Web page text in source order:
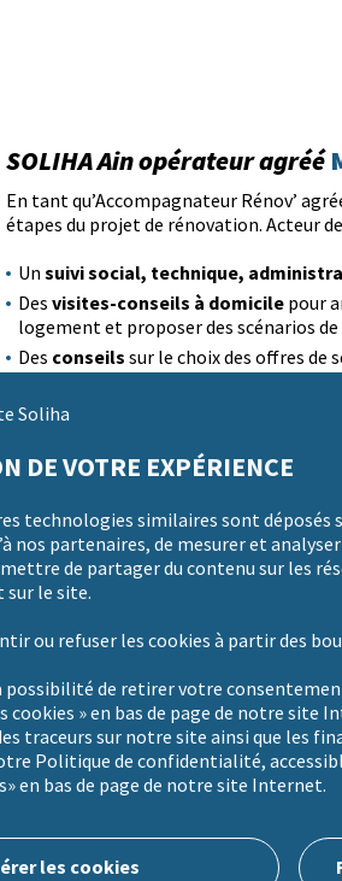
SOLIHA Ain opérateur agréé
En tant qu’Accompagnateur Rénov’
étapes du projet de rénovation. Acteur
Un suivi social, technique,
Des visites-conseils à domicile pour
logement et proposer des scénarios
Des conseils sur le choix des offres de
L’assistance au dépôt des dossiers
:
pris en charge par l’ANAH et
pour vous.
Soliha
DE VOTRE EXPÉRIENCE
technologies similaires sont déposés
nos partenaires, de mesurer et
de partager du contenu sur les
sur le site.
ou refuser les cookies à partir des
possibilité de retirer votre
cookies » en bas de page de notre site
traceurs sur notre site ainsi que les
Politique de confidentialité,
en bas de page de notre site Internet.
les cookies